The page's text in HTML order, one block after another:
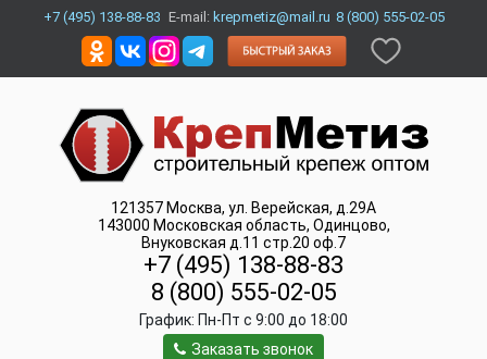
+7 (495) 138-88-83 E-mail: krepmetiz@mail.ru 8 (800) 555-02-05
121357 Москва, ул. Верейская, д.29А
143000 Московская область, Одинцово,
Внуковская д.11 стр.20 оф.7
+7 (495) 138-88-83
8 (800) 555-02-05
График: Пн-Пт c 9:00 до 18:00
Заказать звонок